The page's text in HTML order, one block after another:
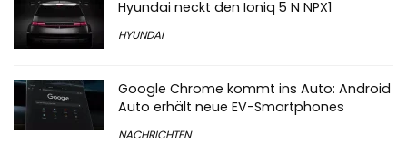
Hyundai neckt den Ioniq 5 N NPX1
HYUNDAI
Google Chrome kommt ins Auto: Android
Auto erhält neue EV-Smartphones
NACHRICHTEN